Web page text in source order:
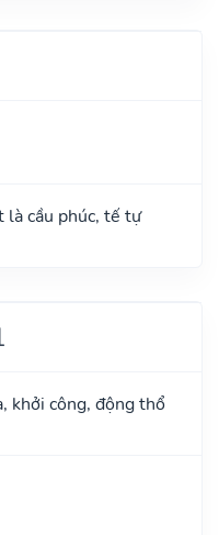
là cầu phúc, tế tự
khởi công, động thổ